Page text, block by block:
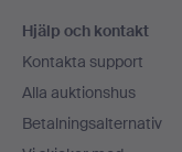
Hjälp och kontakt
Kontakta support
Alla auktionshus
Betalningsalternativ